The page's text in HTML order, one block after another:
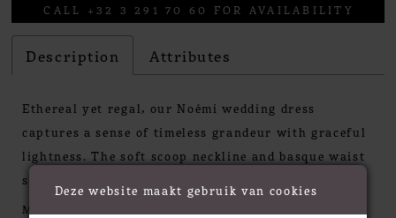
CALL +32 3 291 70 60 FOR AVAILABILITY
Description Attributes
Ethereal yet regal, our Noémi wedding dress
captures a sense of timeless grandeur with graceful
lightness. The soft scoop neckline and basque waist
sculpt a romantic silhouette, while baroque-
inspired beaded lace shimmers with old-world
MORE
Deze website maakt gebruik van cookies